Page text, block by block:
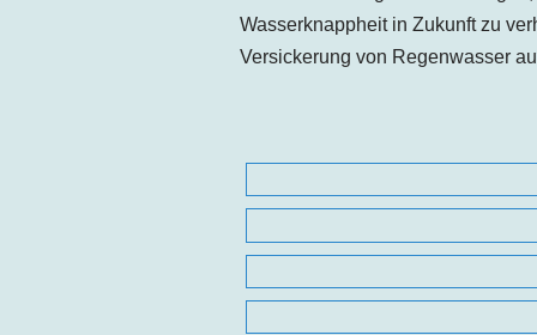
Wasserknappheit in Zukunft zu
Versickerung von Regenwasser